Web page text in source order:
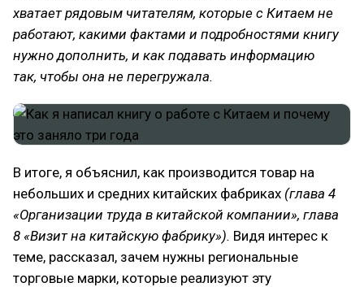
хватает рядовым читателям, которые с Китаем не
работают, какими фактами и подробностями книгу
нужно дополнить, и как подавать информацию
так, чтобы она не перегружала.
В итоге, я объяснил, как производится товар на
небольших и средних китайских фабриках (глава 4
«Организации труда в китайской компании», глава
8 «Визит на китайскую фабрику»). Видя интерес к
теме, рассказал, зачем нужны региональные
торговые марки, которые реализуют эту